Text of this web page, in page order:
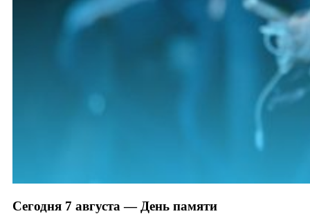
Сегодня 7 августа — День памяти